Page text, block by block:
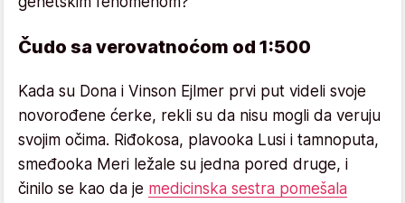
Čudo sa verovatnoćom od 1:500
Kada su Dona i Vinson Ejlmer prvi put videli svoje
novorođene ćerke, rekli su da nisu mogli da veruju
svojim očima. Riđokosa, plavooka Lusi i tamnoputa,
smeđooka Meri ležale su jedna pored druge, i
činilo se kao da je medicinska sestra pomešala